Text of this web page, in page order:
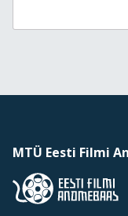
MTÜ Eesti Filmi